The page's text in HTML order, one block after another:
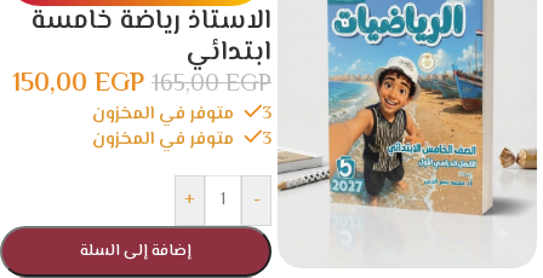
الاستاذ رياضة خامسة
ابتدائي
165,00EGP
150,00 EGP
3 متوفر في المخزون
3 متوفر في المخزون
-
+
إضافة إلى السلة